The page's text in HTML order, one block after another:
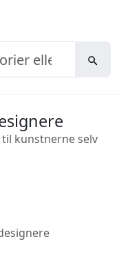
kunstnerne selv